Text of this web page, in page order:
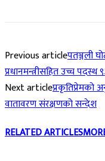
Previous articleपतञ्जली
प्रधानमन्त्रीसहित उच्च
Next articleप्रकृतिप्रेमको
वातावरण संरक्षणको सन्देश
RELATED ARTICLES